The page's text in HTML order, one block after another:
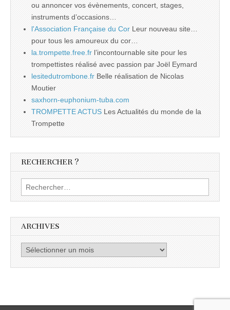
ou annoncer vos évènements, concert, stages,
instruments d’occasions…
l'Association Française du Cor Leur nouveau site…
pour tous les amoureux du cor…
la.trompette.free.fr l’incontournable site pour les
trompettistes réalisé avec passion par Joël Eymard
lesitedutrombone.fr Belle réalisation de Nicolas
Moutier
saxhorn-euphonium-tuba.com
TROMPETTE ACTUS Les Actualités du monde de la
Trompette
RECHERCHER ?
Rechercher :
ARCHIVES
Archives